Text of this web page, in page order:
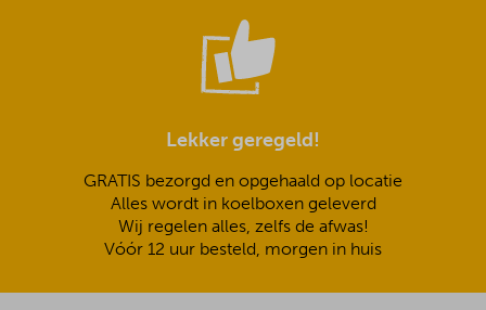
Lekker geregeld!
GRATIS bezorgd en opgehaald op locatie
Alles wordt in koelboxen geleverd
Wij regelen alles, zelfs de afwas!
Vóór 12 uur besteld, morgen in huis